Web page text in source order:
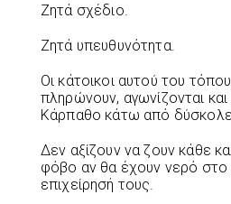
Ζητά σχέδιο.
Ζητά υπευθυνότητα.
Οι κάτοικοι αυτού του
πληρώνουν, αγωνίζονται
Κάρπαθο κάτω από
Δεν αξίζουν να ζουν κάθε
φόβο αν θα έχουν νερό στο
επιχείρησή τους.